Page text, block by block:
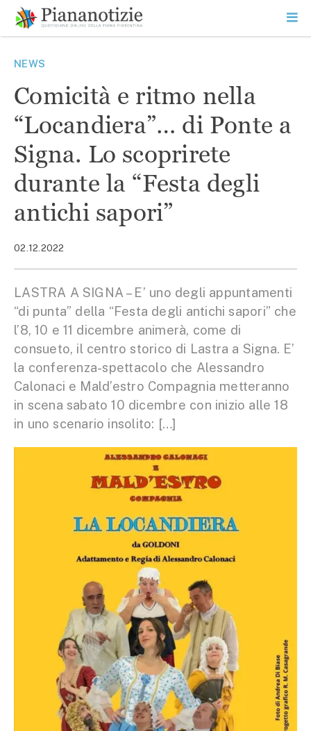
contenuto
SEARCH
NEWS
Comicità e ritmo nella
“Locandiera”… di Ponte a
Signa. Lo scoprirete
durante la “Festa degli
antichi sapori”
02.12.2022
LASTRA A SIGNA – E’ uno degli appuntamenti
“di punta” della “Festa degli antichi sapori” che
l’8, 10 e 11 dicembre animerà, come di
consueto, il centro storico di Lastra a Signa. E’
la conferenza-spettacolo che Alessandro
Calonaci e Mald’estro Compagnia metteranno
in scena sabato 10 dicembre con inizio alle 18
in uno scenario insolito: […]